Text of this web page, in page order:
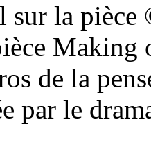
sur la
de la
par le